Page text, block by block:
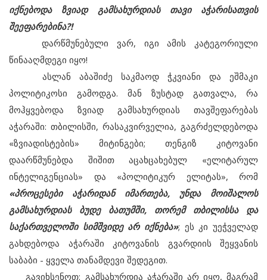
იქნებოდა ზვიად გამსახურდიას თავი აჭარისათვის
შეეფარებინა?!
დარწმუნებული ვარ, იგი ამის კატეგორიული
წინააღმდეგი იყო!
ასლან აბაშიძე საკმაოდ ჭკვიანი და ეშმაკი
პოლიტიკოსი გამოდგა. მან ზუსტად გათვალა, რა
მოჰყვებოდა ზვიად გამსახურდიას თავშეფარებას
აჭარაში: თბილისში, რასაკვირველია, გაგრძელდებოდა
«ზვიადისტების» მიტინგები; თენგიზ კიტოვანი
დაარწმუნებდა შიშით აცახცახებულ «ელიტარულ
ინტელიგენციას» და «პოლიტიკურ ელიტას», რომ
«პროცესები აჭარიდან იმართება, უნდა მოიშალოს
გამსახურდიას ბუდე ბათუმში, თორემ თბილისსა და
საქართველოში სიმშვიდე არ იქნება»; ეს კი უეჭველად
გახდებოდა აჭარაში კიტოვანის გვარდიის შეყვანის
საბაბი - ყველა თანამდევი შედეგით.
გავიხსენოთ: გამსახურდია აჭარაში არ იყო, მაგრამ